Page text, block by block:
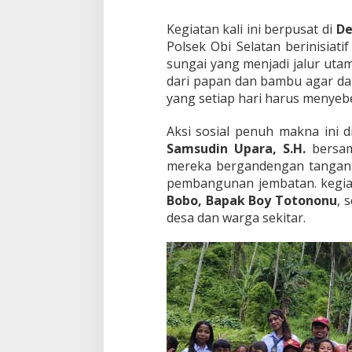
Kegiatan kali ini berpusat di
Polsek Obi Selatan
sungai yang menjadi jalur
dari papan dan bambu agar
yang setiap hari harus
Aksi sosial penuh makna ini
Samsudin Upara, S.H.
mereka bergandengan
pembangunan jembatan.
Bobo, Bapak Boy Totononu,
desa dan warga sekitar.